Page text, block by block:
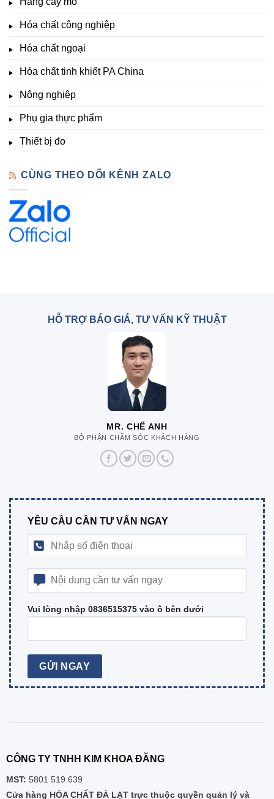
Chất
Hóa chất công nghiệp
Hóa chất ngoại
Hóa chất tinh khiết PA China
Nông nghiệp
Phụ gia thực phẩm
Thiết bị đo
CÙNG THEO DÕI KÊNH ZALO
HỖ TRỢ BÁO GIÁ, TƯ VẤN KỸ THUẬT
MR. CHẾ ANH
BỘ PHẬN CHĂM SÓC KHÁCH HÀNG
YÊU CẦU CẦN TƯ VẤN NGAY
Vui lòng nhập 0836515375 vào ô bên dưới
CÔNG TY TNHH KIM KHOA ĐĂNG
MST: 5801 519 639
Cửa hàng HÓA CHẤT ĐÀ LẠT trực thuộc quyền quản lý và